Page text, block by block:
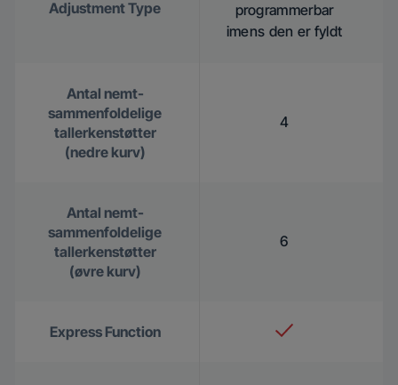
Adjustment Type
programmerbar
imens den er fyldt
Antal nemt-
sammenfoldelige
tallerkenstøtter
(nedre kurv)
4
Antal nemt-
sammenfoldelige
tallerkenstøtter
(øvre kurv)
6
Express Function